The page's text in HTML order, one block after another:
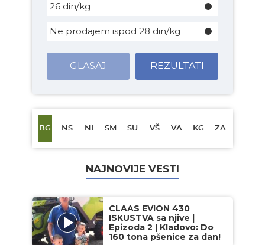
26 din/kg
Ne prodajem ispod 28 din/kg
GLASAJ REZULTATI
BG NS NI SM SU VŠ VA KG ZA
NAJNOVIJE VESTI
CLAAS EVION 430
ISKUSTVA sa njive |
Epizoda 2 | Kladovo: Do
160 tona pšenice za dan!